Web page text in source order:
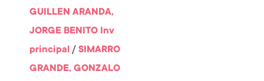
GUILLEN ARANDA,
JORGE BENITO Inv
principal / SIMARRO
GRANDE, GONZALO